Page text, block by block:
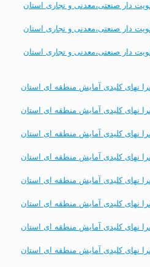
دار صنعتی،معدنی و تجاری استان
دار صنعتی،معدنی و تجاری استان
دار صنعتی،معدنی و تجاری استان
نهای کلیدی آمایش منطقه ای استان
نهای کلیدی آمایش منطقه ای استان
نهای کلیدی آمایش منطقه ای استان
نهای کلیدی آمایش منطقه ای استان
نهای کلیدی آمایش منطقه ای استان
نهای کلیدی آمایش منطقه ای استان
نهای کلیدی آمایش منطقه ای استان
نهای کلیدی آمایش منطقه ای استان